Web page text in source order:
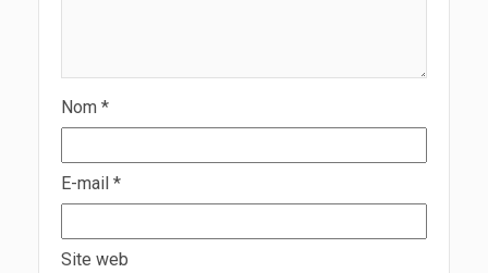
Nom *
E-mail *
Site web